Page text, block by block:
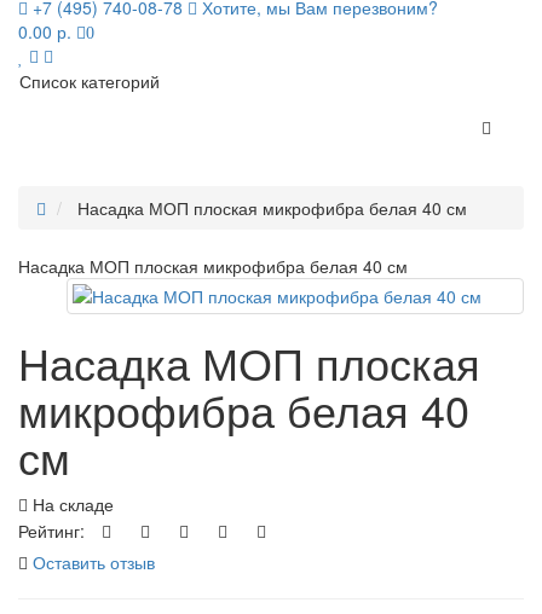
+7 (495) 740-08-78
Хотите, мы Вам перезвоним?
0.00 р.
0
Список категорий
Насадка МОП плоская микрофибра белая 40 см
Насадка МОП плоская микрофибра белая 40 см
Насадка МОП плоская
микрофибра белая 40
см
На складе
Рейтинг:
Оставить отзыв